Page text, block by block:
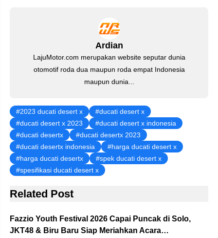
Ardian
LajuMotor.com merupakan website seputar dunia
otomotif roda dua maupun roda empat Indonesia
maupun dunia...
2023 ducati desert x
ducati desert x
ducati desert x 2023
ducati desert x indonesia
ducati desertx
ducati desertx 2023
ducati desertx indonesia
harga ducati desert x
harga ducati desertx
spek ducati desert x
spesifikasi ducati desert x
Related Post
Fazzio Youth Festival 2026 Capai Puncak di Solo,
JKT48 & Biru Baru Siap Meriahkan Acara…